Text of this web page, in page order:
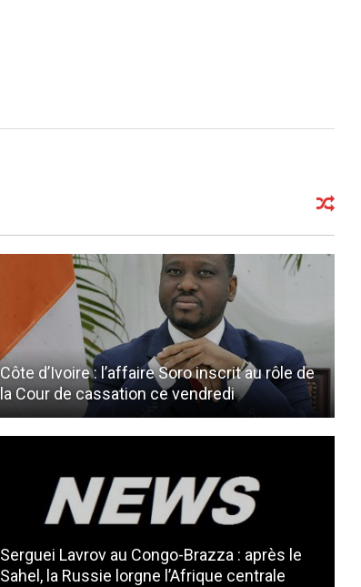
Côte d’Ivoire : l’affaire Soro inscrit au rôle de
la Cour de cassation ce vendredi
Serguei Lavrov au Congo-Brazza : après le
Sahel, la Russie lorgne l’Afrique centrale